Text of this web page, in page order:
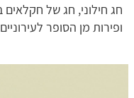
חג חילוני, חג של
ופירות מן הסופר